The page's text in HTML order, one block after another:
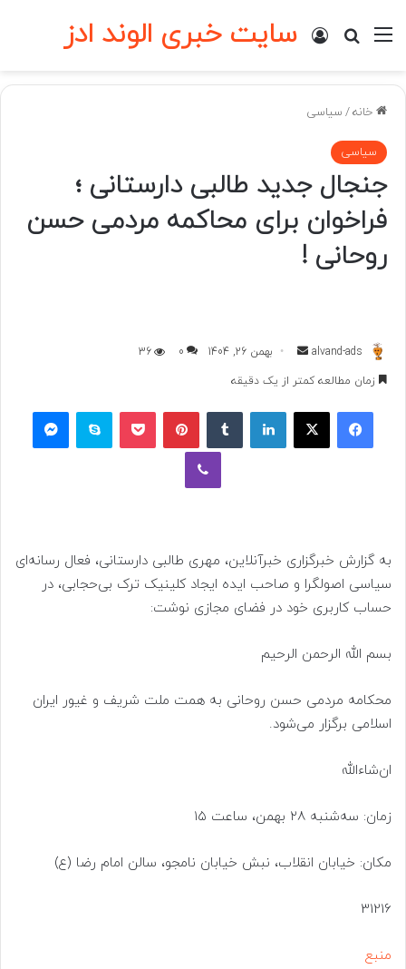
سایت خبری الوند ادز منو جستجو برای
ورود
خانه/ سیاسی
سیاسی
جنجال جدید طالبی دارستانی ؛
فراخوان برای محاکمه مردمی حسن
روحانی !
alvand-ads
ارسال
بهمن 26, 1404 0
36
زمان مطالعه کمتر از یک دقیقه
فیسبوکایکس لینکداینتامبلر پینتریستپاکت اسکایپ مسنجر
وایبر
به گزارش خبرگزاری خبرآنلاین، مهری طالبی دارستانی، فعال رسانه‌ای
سیاسی اصولگرا و صاحب ایده ایجاد کلینیک ترک بی‌حجابی، در
حساب کاربری خود در فضای مجازی نوشت:
بسم الله الرحمن الرحیم
محکامه مردمی حسن روحانی به همت ملت شریف و غیور ایران
اسلامی برگزار می‌شود.
ان‌شاءالله
زمان: سه‌شنبه ۲۸ بهمن، ساعت ۱۵
مکان: خیابان انقلاب، نبش خیابان نامجو، سالن امام رضا (ع)
31216
منبع